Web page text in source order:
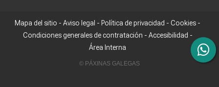
Mapa del sitio - Aviso legal - Política de privacidad - Cookies -
Condiciones generales de contratación - Accesibilidad -
Área Interna
© PÁXINAS GALEGAS